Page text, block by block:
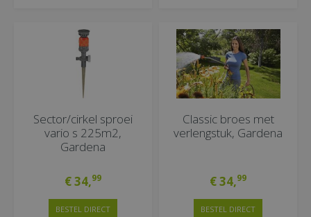
Sector/cirkel sproei
vario s 225m2,
Gardena
€34,99
BESTEL DIRECT
Classic broes met
verlengstuk, Gardena
€34,99
BESTEL DIRECT